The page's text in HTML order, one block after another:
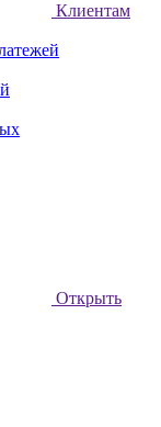
Клиентам
Открыть